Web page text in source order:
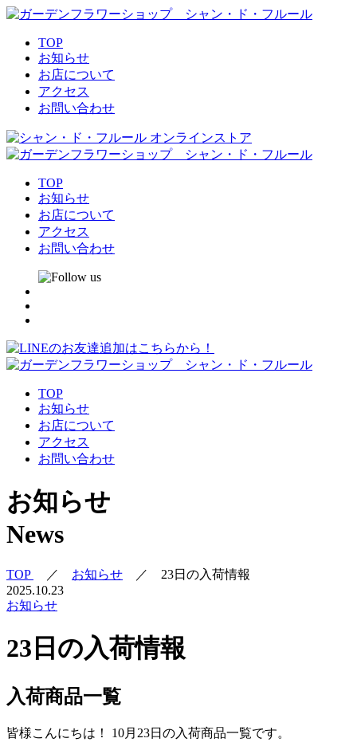
TOP
お知らせ
お店について
アクセス
お問い合わせ
TOP
お知らせ
お店について
アクセス
お問い合わせ
TOP
お知らせ
お店について
アクセス
お問い合わせ
お知らせ
News
TOP ／ お知らせ ／ 23日の入荷情報
2025.10.23
お知らせ
23日の入荷情報
入荷商品一覧
皆様こんにちは！ 10月23日の入荷商品一覧です。